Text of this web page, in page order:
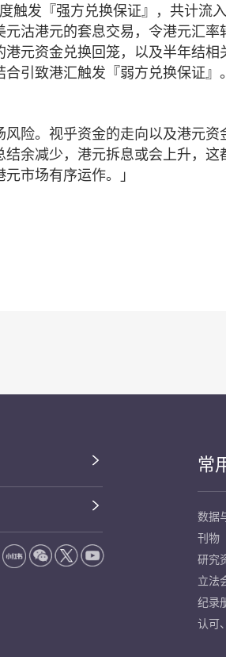
触发『强方兑换保证』，共计流
沽港元的套息交易，令港元汇
元资金兑换回笼，以及半年结
引致港汇触发『弱方兑换保证
险。视乎资金的走向以及港元
余减少，港元拆息或会上升，
市场有序运作。」
常
数据
刊物
研究
立法
纪录
认可